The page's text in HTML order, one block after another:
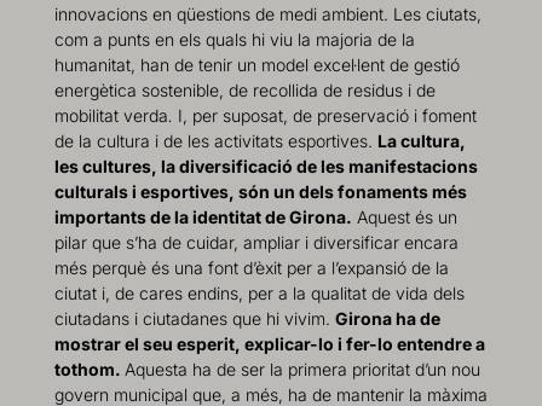
innovacions en qüestions de medi ambient. Les ciutats,
com a punts en els quals hi viu la majoria de la
humanitat, han de tenir un model excel·lent de gestió
energètica sostenible, de recollida de residus i de
mobilitat verda. I, per suposat, de preservació i foment
de la cultura i de les activitats esportives. La cultura,
les cultures, la diversificació de les manifestacions
culturals i esportives, són un dels fonaments més
importants de la identitat de Girona. Aquest és un
pilar que s’ha de cuidar, ampliar i diversificar encara
més perquè és una font d’èxit per a l’expansió de la
ciutat i, de cares endins, per a la qualitat de vida dels
ciutadans i ciutadanes que hi vivim. Girona ha de
mostrar el seu esperit, explicar-lo i fer-lo entendre a
tothom. Aquesta ha de ser la primera prioritat d’un nou
govern municipal que, a més, ha de mantenir la màxima